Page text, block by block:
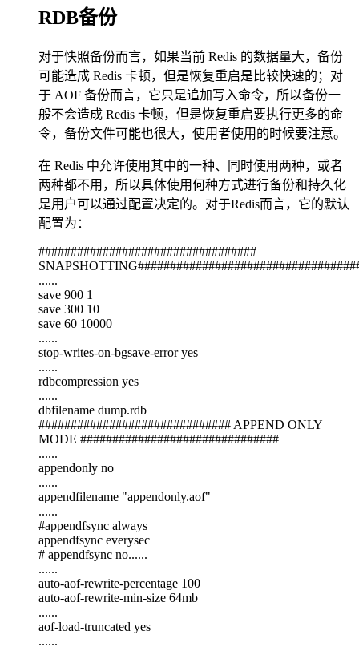
RDB备份
对于快照备份而言，如果当前 Redis 的数据量大，备份
可能造成 Redis 卡顿，但是恢复重启是比较快速的；对
于 AOF 备份而言，它只是追加写入命令，所以备份一
般不会造成 Redis 卡顿，但是恢复重启要执行更多的命
令，备份文件可能也很大，使用者使用的时候要注意。
在 Redis 中允许使用其中的一种、同时使用两种，或者
两种都不用，所以具体使用何种方式进行备份和持久化
是用户可以通过配置决定的。对于Redis而言，它的默认
配置为：
##################################
......
save 900 1
save 300 10
save 60 10000
......
stop-writes-on-bgsave-error yes
......
rdbcompression yes
......
dbfilename dump.rdb
############################## APPEND ONLY
MODE ###############################
......
appendonly no
......
appendfilename "appendonly.aof"
......
#appendfsync always
appendfsync everysec
# appendfsync no......
......
auto-aof-rewrite-percentage 100
auto-aof-rewrite-min-size 64mb
......
aof-load-truncated yes
......